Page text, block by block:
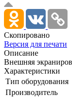
Скопировано
Версия для печати
Описание
Внешняя
Характеристики
Тип оборудования
Производитель